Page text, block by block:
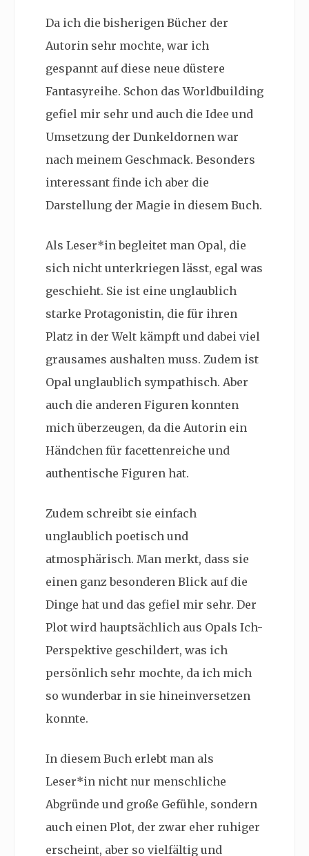
Da ich die bisherigen Bücher der
Autorin sehr mochte, war ich
gespannt auf diese neue düstere
Fantasyreihe. Schon das Worldbuilding
gefiel mir sehr und auch die Idee und
Umsetzung der Dunkeldornen war
nach meinem Geschmack. Besonders
interessant finde ich aber die
Darstellung der Magie in diesem Buch.
Als Leser*in begleitet man Opal, die
sich nicht unterkriegen lässt, egal was
geschieht. Sie ist eine unglaublich
starke Protagonistin, die für ihren
Platz in der Welt kämpft und dabei viel
grausames aushalten muss. Zudem ist
Opal unglaublich sympathisch. Aber
auch die anderen Figuren konnten
mich überzeugen, da die Autorin ein
Händchen für facettenreiche und
authentische Figuren hat.
Zudem schreibt sie einfach
unglaublich poetisch und
atmosphärisch. Man merkt, dass sie
einen ganz besonderen Blick auf die
Dinge hat und das gefiel mir sehr. Der
Plot wird hauptsächlich aus Opals Ich-
Perspektive geschildert, was ich
persönlich sehr mochte, da ich mich
so wunderbar in sie hineinversetzen
konnte.
In diesem Buch erlebt man als
Leser*in nicht nur menschliche
Abgründe und große Gefühle, sondern
auch einen Plot, der zwar eher ruhiger
erscheint, aber so vielfältig und